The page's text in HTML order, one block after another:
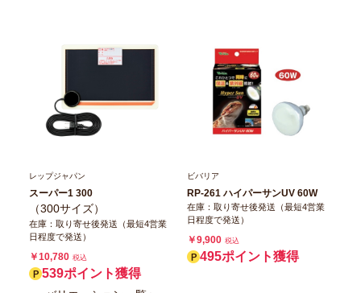
レップジャパン
スーパー1 300
（300サイズ）
在庫：取り寄せ後発送（最短4営業
日程度で発送）
￥10,780 税込
539ポイント獲得
ビバリア
RP-261 ハイパーサンUV 60W
在庫：取り寄せ後発送（最短4営業
日程度で発送）
￥9,900 税込
495ポイント獲得